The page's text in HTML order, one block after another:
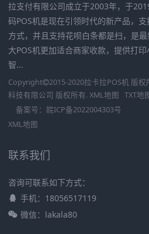
拉支付有限公司成立于2003年，于
码POS机是现在引领时代的新产品，
方式，并且支持花呗白条都是扫，是
大POS机更加适合商家收款，提供打
智...
Copyright 2015-2020拉卡拉POS机 版权
科技有限公司 版权所有. XML地图 TXT地
备案号： 皖ICP备2022004303号
XML地图
联系我们
咨询可联系如下方式：
手机：18056517119
微信：lakala80